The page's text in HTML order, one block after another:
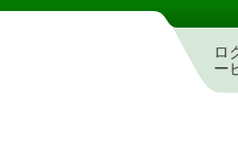
ロ
ー